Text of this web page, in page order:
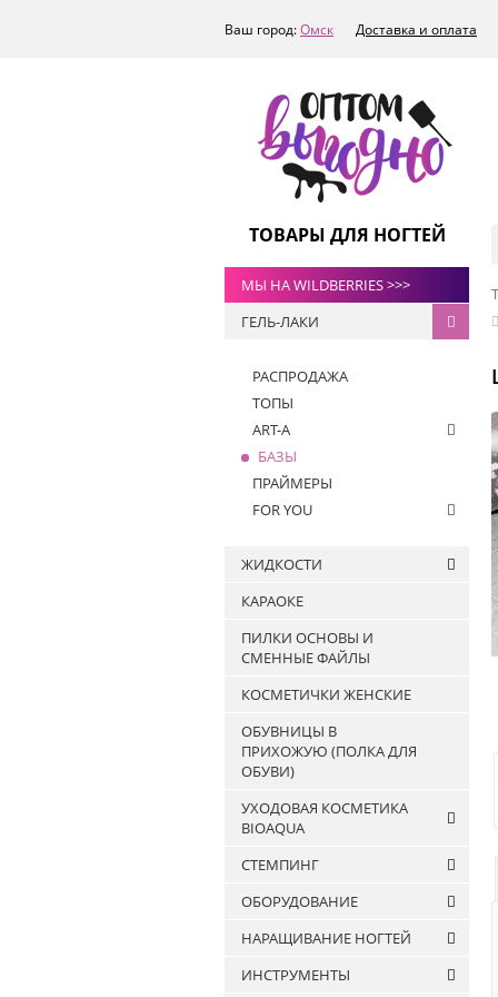
Ваш город:Омск Доставка и оплата
ТОВАРЫ ДЛЯ НОГТЕЙ
МЫ НА WILDBERRIES >>>
ГЕЛЬ-ЛАКИ
РАСПРОДАЖА
ТОПЫ
ART-A
БАЗЫ
ПРАЙМЕРЫ
FOR YOU
ЖИДКОСТИ
Жидкости для
обезжиривания ногтей и
снятия липкого слоя
кистей
КАРАОКЕ
ПИЛКИ ОСНОВЫ И
СМЕННЫЕ ФАЙЛЫ
КОСМЕТИЧКИ ЖЕНСКИЕ
ОБУВНИЦЫ В
ПРИХОЖУЮ (ПОЛКА ДЛЯ
ОБУВИ)
УХОДОВАЯ КОСМЕТИКА
BIOAQUA
Маски
Сыворотки и эссенции
СТЕМПИНГ
Штампы и скраперы для
стемпинга
ОБОРУДОВАНИЕ
И ПЕДИКЮРА
НАРАЩИВАНИЕ НОГТЕЙ
ИНСТРУМЕНТЫ